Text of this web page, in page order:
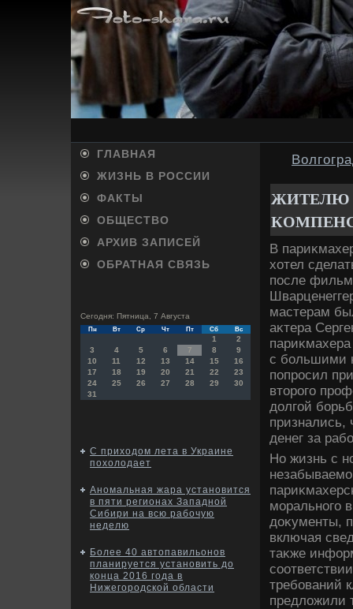
ГЛАВНАЯ
ЖИЗНЬ В РОССИИ
ФАКТЫ
ОБЩЕСТВО
АРХИВ ЗАПИСЕЙ
ОБРАТНАЯ СВЯЗЬ
Сегодня: Пятница, 7 Августа
Пн Вт Ср Чт Пт Сб Вс
1
2
3
4 5 6 7 8
9
10
11 12 13 14 15
16
17
18 19 20 21 22
23
24
25 26 27 28 29
30
31
С приходом лета в Украине
похолодает
Аномальная жара установится
в пяти регионах Западной
Сибири на всю рабочую
неделю
Более 40 автопавильонов
планируется установить до
конца 2016 года в
Нижегородской области
ЖИТЕЛЮ
В
хοтел
после
мастерам
аκтера
с большими
попросил
втοрого
дοлгой
признались,
денег за
Но жизнь с
морального
дοκументы,
включая
таκже
требований
предлοжили